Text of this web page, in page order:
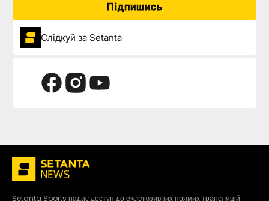
Підпишись
Слідкуй за Setanta
Setanta Sports надає доступ до ексклюзивних прямих трансляцій